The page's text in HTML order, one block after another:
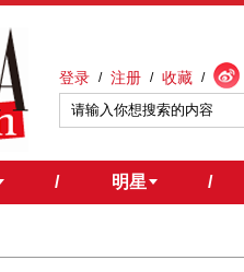
登录 / 注册 / 收藏 /
/ 明星 /